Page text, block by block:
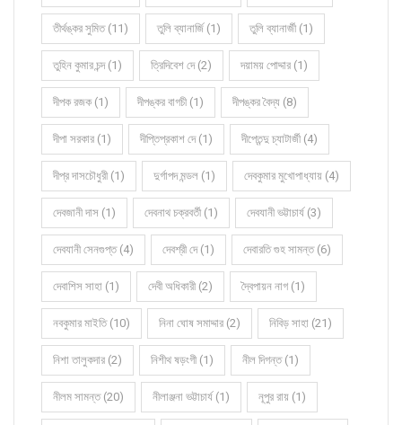
তীর্থঙ্কর সুমিত (11) তুলি ব্যানার্জি (1) তুলি ব্যানার্জী (1)
তুহিন কুমার চন্দ (1) ত্রিদিবেশ দে (2) দয়াময় পোদ্দার (1)
দীপক রজক (1) দীপঙ্কর বাগচী (1) দীপঙ্কর বৈদ্য (8)
দীপা সরকার (1) দীপ্তিপ্রকাশ দে (1) দীপ্তেন্দু চ্যাটার্জী (4)
দীপ্র দাসচৌধুরী (1) দুর্গাপদ মন্ডল (1) দেবকুমার মুখোপাধ্যায় (4)
দেবজানী দাস (1) দেবনাথ চক্রবর্তী (1) দেবযানী ভট্টাচার্য (3)
দেবযানী সেনগুপ্ত (4) দেবশ্রী দে (1) দেবারতি গুহ সামন্ত (6)
দেবাশিস সাহা (1) দেবী অধিকারী (2) দ্বৈপায়ন নাগ (1)
নবকুমার মাইতি (10) নিনা ঘোষ সমাদ্দার (2) নিবিড় সাহা (21)
নিশা তালুকদার (2) নিশীথ ষড়ংগী (1) নীল দিগন্ত (1)
নীলম সামন্ত (20) নীলাঞ্জনা ভট্টাচার্য (1) নূপুর রায় (1)